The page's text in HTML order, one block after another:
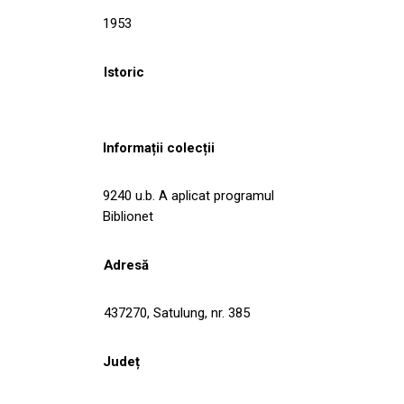
1953
Istoric
Informații colecții
9240 u.b. A aplicat programul
Biblionet
Adresă
437270, Satulung, nr. 385
Județ